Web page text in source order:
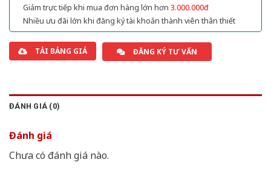
Giảm trực tiếp khi mua đơn hàng lớn hơn 3.000.000đ
Nhiều ưu đãi lớn khi đăng ký tài khoản thành viên thân thiết
TẢI BẢNG GIÁ ĐĂNG KÝ TƯ VẤN
ĐÁNH GIÁ (0)
Đánh giá
Chưa có đánh giá nào.